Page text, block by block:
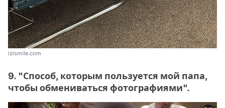
izismile.com
9. "Способ, которым пользуется мой папа,
чтобы обмениваться фотографиями".